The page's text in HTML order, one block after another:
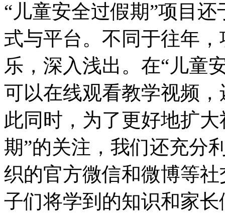
“儿童安全过假期”项目
式与平台。不同于往年
乐，深入浅出。在“儿童
可以在线观看教学视频
此同时，为了更好地扩
期”的关注，我们还充分
织的官方微信和微博等
子们将学到的知识和家